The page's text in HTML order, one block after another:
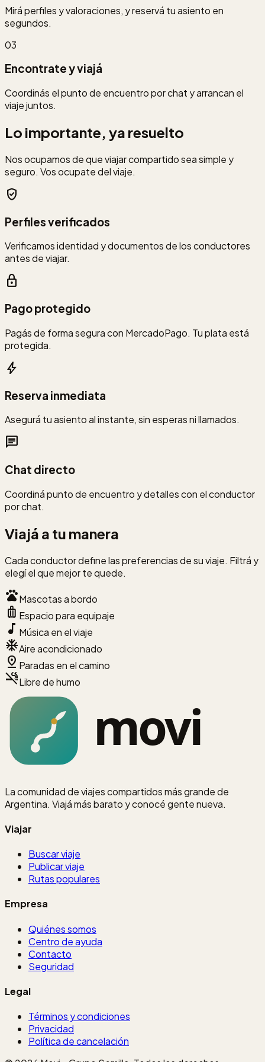
Mirá perfiles y valoraciones, y reservá tu asiento en
segundos.
03
Encontrate y viajá
Coordinás el punto de encuentro por chat y arrancan el
viaje juntos.
Lo importante, ya resuelto
Nos ocupamos de que viajar compartido sea simple y
seguro. Vos ocupate del viaje.
verified_user
Perfiles verificados
Verificamos identidad y documentos de los conductores
antes de viajar.
lock
Pago protegido
Pagás de forma segura con MercadoPago. Tu plata está
protegida.
bolt
Reserva inmediata
Asegurá tu asiento al instante, sin esperas ni llamados.
chat
Chat directo
Coordiná punto de encuentro y detalles con el conductor
por chat.
Viajá a tu manera
Cada conductor define las preferencias de su viaje. Filtrá y
elegí el que mejor te quede.
petsMascotas a bordo
luggage Espacio para equipaje
music_note Música en el viaje
ac_unitAire acondicionado
pin_drop Paradas en el camino
smoke_freeLibre de humo
La comunidad de viajes compartidos más grande de
Argentina. Viajá más barato y conocé gente nueva.
Viajar
Buscar viaje
Publicar viaje
Rutas populares
Empresa
Quiénes somos
Centro de ayuda
Contacto
Seguridad
Legal
Términos y condiciones
Privacidad
Política de cancelación